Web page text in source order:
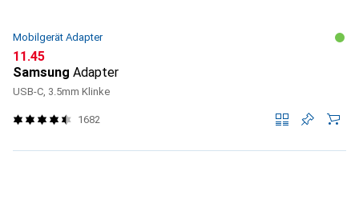
Mobilgerät Adapter
CHF
11.45
Samsung Adapter
USB-C, 3.5mm Klinke
1682